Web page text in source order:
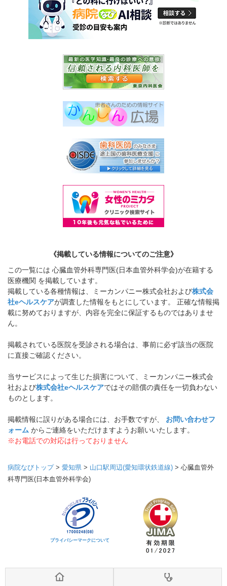
《掲載している情報についてのご注意》
この一覧には 心臓血管外科専門医(日本血管外科学会)が在籍する
医療機関 を掲載しています。
掲載している各種情報は、ミーカンパニー株式会社および株式会
社eヘルスケアが調査した情報をもとにしています。 正確な情報掲
載に努めておりますが、内容を完全に保証するものではありませ
ん。
掲載されている医院を受診される場合は、事前に必ず該当の医院
に直接ご確認ください。
当サービスによって生じた損害について、ミーカンパニー株式会
社および株式会社eヘルスケアではその賠償の責任を一切負わない
ものとします。
掲載情報に誤りがある場合には、お手数ですが、 お問い合わせフ
ォーム からご連絡をいただけますようお願いいたします。
※お電話での対応は行っておりません
病院なびトップ> 愛知県 > 山口駅周辺(愛知環状鉄道線) > 心臓血管外
科専門医(日本血管外科学会)
プライバシーマークについて